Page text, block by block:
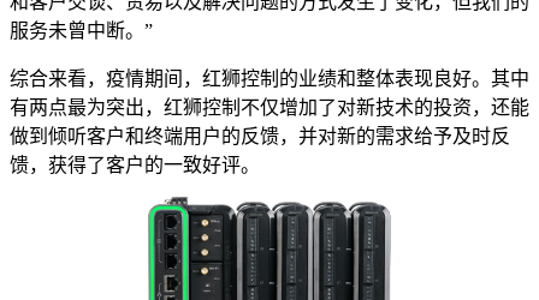
服务未曾中断。”
综合来看，疫情期间，红狮控制的业绩和整体表现良好。其中
有两点最为突出，红狮控制不仅增加了对新技术的投资，还能
做到倾听客户和终端用户的反馈，并对新的需求给予及时反
馈，获得了客户的一致好评。